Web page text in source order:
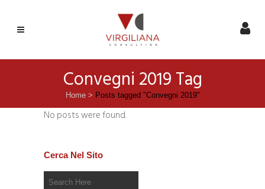
Convegni 2019 Tag
Home> Posts tagged "Convegni 2019"
No posts were found.
Cerca Nel Sito